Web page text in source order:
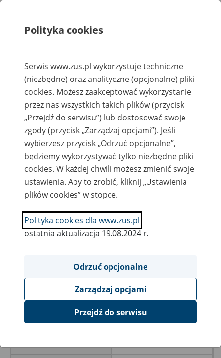
Rejestry, ewidencje i archiwa
Baza zlikwidowanych lub
przekształconych zakładów pracy
Nazwa zakładu pracy:
SZUKAJ
Ukryj wszystkie pozycje bazy
Zakłady Elektrotechniczne „DELAM”
Polityka cookies
Serwis www.zus.pl wykorzystuje techniczne
(niezbędne) oraz analityczne (opcjonalne) pliki
cookies. Możesz zaakceptować wykorzystanie
przez nas wszystkich takich plików (przycisk
„Przejdź do serwisu”) lub dostosować swoje
zgody (przycisk „Zarządzaj opcjami”). Jeśli
wybierzesz przycisk „Odrzuć opcjonalne”,
będziemy wykorzystywać tylko niezbędne pliki
cookies. W każdej chwili możesz zmienić swoje
ustawienia. Aby to zrobić, kliknij „Ustawienia
plików cookies” w stopce.
Polityka cookies dla www.zus.pl
ostatnia aktualizacja 19.08.2024 r.
Odrzuć opcjonalne
Zarządzaj opcjami
Przejdź do serwisu